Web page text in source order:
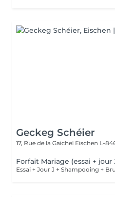
Geckeg Schéier
17, Rue de la Gaichel Eischen L-
Forfait Mariage (essai + jour